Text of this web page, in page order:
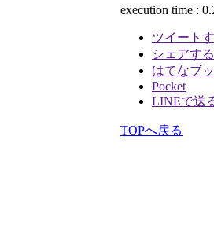
execution time :
ツイート
シェアする
はてなブ
Pocket
LINEで送
TOPへ戻る